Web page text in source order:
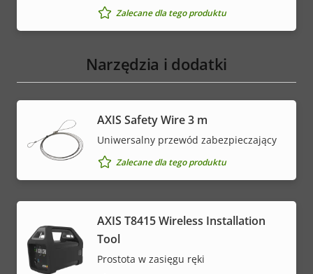
Zalecane dla tego produktu
Narzędzia i dodatki
AXIS Safety Wire 3 m
Uniwersalny przewód zabezpieczający
Zalecane dla tego produktu
AXIS T8415 Wireless Installation
Tool
Prostota w zasięgu ręki